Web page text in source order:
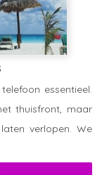
essentieel.
thuisfront, maar
verlopen. We